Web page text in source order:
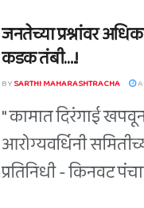
जनतेच्या प्रश्नांवर
कडक तंबी….!
BYSARTHI MAHARASHTRACHA
" कामात दिरंगाई
आरोग्यवर्धिनी
प्रतिनिधी - किनवट